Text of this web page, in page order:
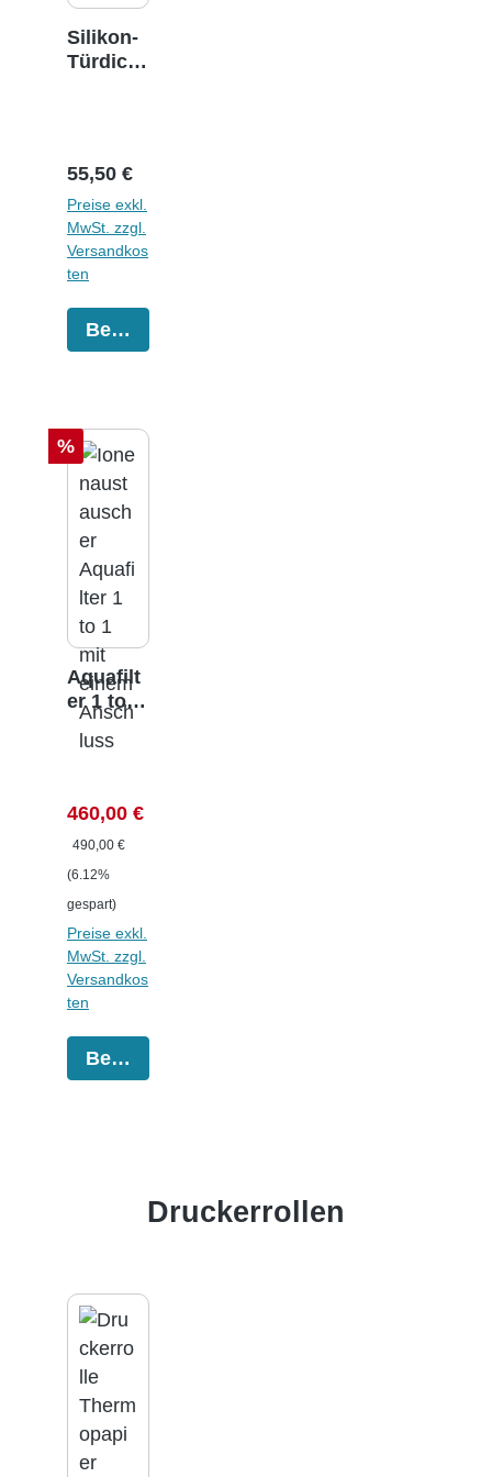
Silikon-
Türdicht
Regulärer Preis:
55,50 €
Preise exkl.
MwSt. zzgl.
Versandkos
ten
Bestellen
Rabatt
%
Aquafilt
er 1 to 1
Ionenau
Verkaufspreis:
460,00 €
Regulärer Preis:
490,00 €
(6.12%
gespart)
Preise exkl.
MwSt. zzgl.
Versandkos
ten
Bestellen
Produktgalerie überspringen
Druckerrollen